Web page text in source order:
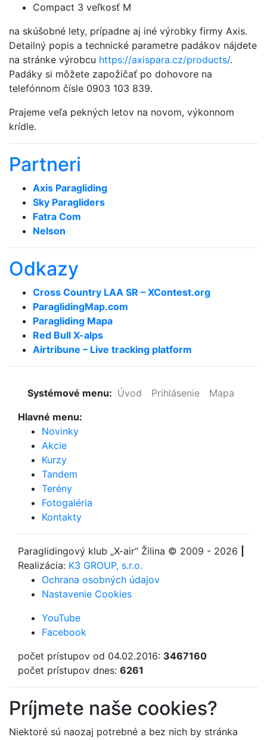
Compact 3 veľkosť M
na skúšobné lety, prípadne aj iné výrobky firmy Axis.
Detailný popis a technické parametre padákov nájdete
na stránke výrobcu https://axispara.cz/products/.
Padáky si môžete zapožičať po dohovore na
telefónnom čísle 0903 103 839.
Prajeme veľa pekných letov na novom, výkonnom
krídle.
Partneri
Axis Paragliding
Sky Paragliders
Fatra Com
Nelson
Odkazy
Cross Country LAA SR – XContest.org
ParaglidingMap­.com
Paragliding Mapa
Red Bull X-alps
Airtribune – Live tracking platform
Systémové menu: Úvod Prihlásenie
Mapa
Hlavné menu:
Novinky
Akcie
Kurzy
Tandem
Terény
Fotogaléria
Kontakty
Paraglidingový klub „X-air“ Žilina © 2009 - 2026
Realizácia: K3 GROUP, s.r.o.
Ochrana osobných údajov
Nastavenie Cookies
YouTube
Facebook
počet prístupov od 04.02.2016: 3467160
počet prístupov dnes: 6261
Príjmete naše cookies?
Niektoré sú naozaj potrebné a bez nich by stránka